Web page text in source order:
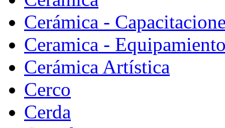
Cerámica -
Ceramica -
Cerámica Artística
Cerco
Cerda